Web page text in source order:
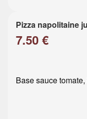
Pizza napolitaine
7.50 €
Base sauce